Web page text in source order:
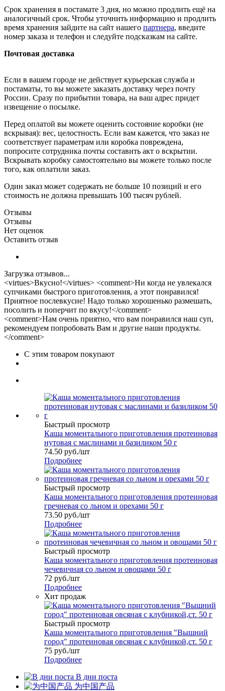
Срок хранения в постамате 3 дня, но можно продлить ещё на
аналогичный срок. Чтобы уточнить информацию и продлить
время хранения зайдите на сайт нашего партнера, введите
номер заказа и телефон и следуйте подсказкам на сайте.
Почтовая доставка
Если в вашем городе не действует курьерская служба и
постаматы, то вы можете заказать доставку через почту
России. Сразу по прибытии товара, на ваш адрес придет
извещение о посылке.
Перед оплатой вы можете оценить состояние коробки (не
вскрывая): вес, целостность. Если вам кажется, что заказ не
соответствует параметрам или коробка повреждена,
попросите сотрудника почты составить акт о вскрытии.
Вскрывать коробку самостоятельно вы можете только после
того, как оплатили заказ.
Один заказ может содержать не больше 10 позиций и его
стоимость не должна превышать 100 тысяч рублей.
Отзывы
Отзывы
Нет оценок
Оставить отзыв
Загрузка отзывов...
<virtues>Вкусно!</virtues> <comment>Ни когда не увлекался
супчиками быстрого приготовления, а этот понравился!
Приятное послевкусие! Надо только хорошенько размешать,
посолить и поперчит по вкусу!</comment>
<comment>Нам очень приятно, что вам понравился наш суп,
рекомендуем попробовать Вам и другие наши продукты.
</comment>
С этим товаром покупают
Быстрый просмотр
Каша моментального приготовления протеиновая
нутовая с маслинами и базиликом 50 г
74.50 руб./шт
Подробнее
Быстрый просмотр
Каша моментального приготовления протеиновая
гречневая со льном и орехами 50 г
73.50 руб./шт
Подробнее
Быстрый просмотр
Каша моментального приготовления протеиновая
чечевичная со льном и овощами 50 г
72 руб./шт
Подробнее
Хит продаж
Быстрый просмотр
Каша моментального приготовления "Вышний
город" протеиновая овсяная с клубникой,ст. 50 г
75 руб./шт
Подробнее
В дни поста
为中国产品